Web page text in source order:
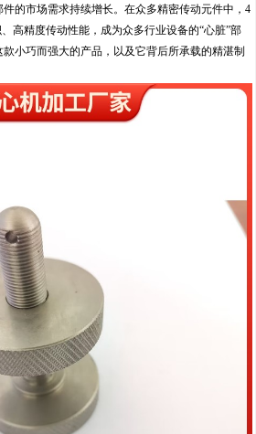
的市场需求持续增长。在众多精密传动元件中，4
高精度传动性能，成为众多行业设备的“心脏”部
小巧而强大的产品，以及它背后所承载的精湛制